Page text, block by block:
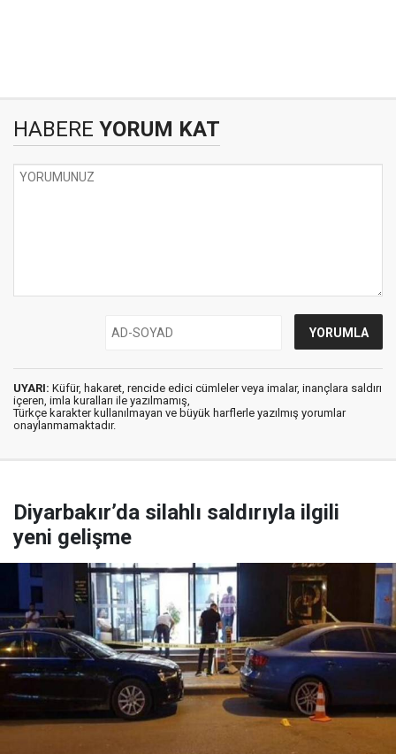
HABERE YORUM KAT
UYARI: Küfür, hakaret, rencide edici cümleler veya imalar, inançlara saldırı
içeren, imla kuralları ile yazılmamış,
Türkçe karakter kullanılmayan ve büyük harflerle yazılmış yorumlar
onaylanmamaktadır.
Diyarbakır’da silahlı saldırıyla ilgili
yeni gelişme